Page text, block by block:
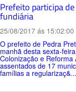
Prefeito participa
fundiária
25/08/2017 ás 15:02:00
O prefeito de Pedra
manhã desta sexta-
Colonização e
assentados de 17
famílias a regularizaç&...